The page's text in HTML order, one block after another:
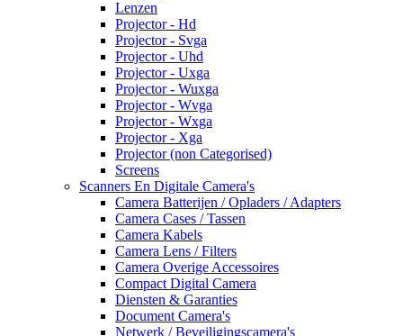
Lenzen
Projector - Hd
Projector - Svga
Projector - Uhd
Projector - Uxga
Projector - Wuxga
Projector - Wvga
Projector - Wxga
Projector - Xga
Projector (non Categorised)
Screens
Scanners En Digitale Camera's
Camera Batterijen / Opladers / Adapters
Camera Cases / Tassen
Camera Kabels
Camera Lens / Filters
Camera Overige Accessoires
Compact Digital Camera
Diensten & Garanties
Document Camera's
Netwerk / Beveiligingscamera's